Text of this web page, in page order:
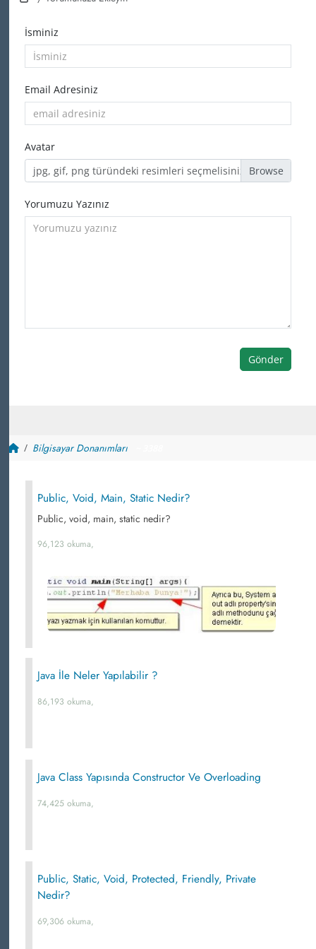
İsminiz
Email Adresiniz
Avatar
jpg, gif, png türündeki resimleri seçmelisiniz
Yorumuzu Yazınız
Gönder
Bilgisayar Donanımları
Public, Void, Main, Static Nedir?
Public, void, main, static nedir?
96,123 okuma,
Java İle Neler Yapılabilir ?
86,193 okuma,
Java Class Yapısında Constructor Ve Overloading
74,425 okuma,
Public, Static, Void, Protected, Friendly, Private
Nedir?
69,306 okuma,